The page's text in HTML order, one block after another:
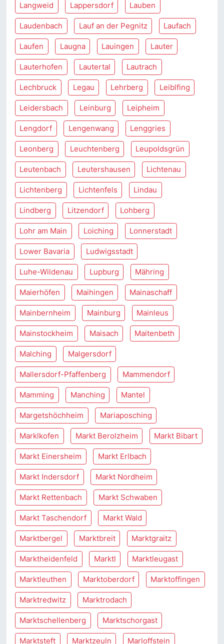
Langweid Lappersdorf Lauben
Laudenbach Lauf an der Pegnitz Laufach
Laufen Laugna Lauingen Lauter
Lauterhofen Lautertal Lautrach
Lechbruck Legau Lehrberg Leiblfing
Leidersbach Leinburg Leipheim
Lengdorf Lengenwang Lenggries
Leonberg Leuchtenberg Leupoldsgrün
Leutenbach Leutershausen Lichtenau
Lichtenberg Lichtenfels Lindau
Lindberg Litzendorf Lohberg
Lohr am Main Loiching Lonnerstadt
Lower Bavaria Ludwigsstadt
Luhe-Wildenau Lupburg Mähring
Maierhöfen Maihingen Mainaschaff
Mainbernheim Mainburg Mainleus
Mainstockheim Maisach Maitenbeth
Malching Malgersdorf
Mallersdorf-Pfaffenberg Mammendorf
Mamming Manching Mantel
Margetshöchheim Mariaposching
Marklkofen Markt Berolzheim Markt Bibart
Markt Einersheim Markt Erlbach
Markt Indersdorf Markt Nordheim
Markt Rettenbach Markt Schwaben
Markt Taschendorf Markt Wald
Marktbergel Marktbreit Marktgraitz
Marktheidenfeld Marktl Marktleugast
Marktleuthen Marktoberdorf Marktoffingen
Marktredwitz Marktrodach
Marktschellenberg Marktschorgast
Marktsteft Marktzeuln Marloffstein